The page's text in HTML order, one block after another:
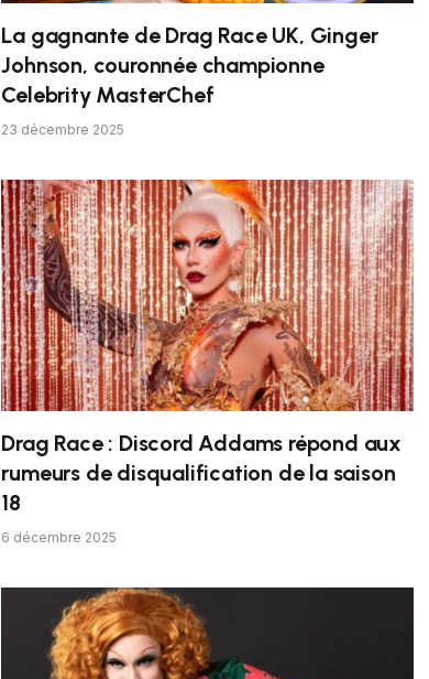
La gagnante de Drag Race UK, Ginger
Johnson, couronnée championne
Celebrity MasterChef
23 décembre 2025
Drag Race : Discord Addams répond aux
rumeurs de disqualification de la saison
18
6 décembre 2025